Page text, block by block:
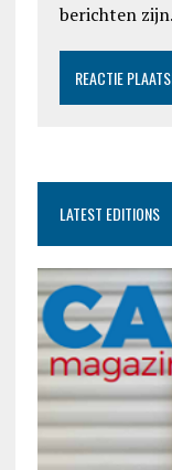
berichten zijn.
LATEST EDITIONS